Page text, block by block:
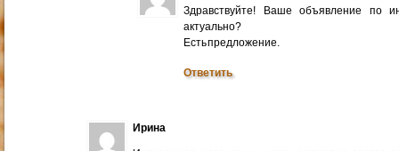
Здравствуйте! Ваше объявление по
актуально?
Есть предложение.
Ответить
Ирина